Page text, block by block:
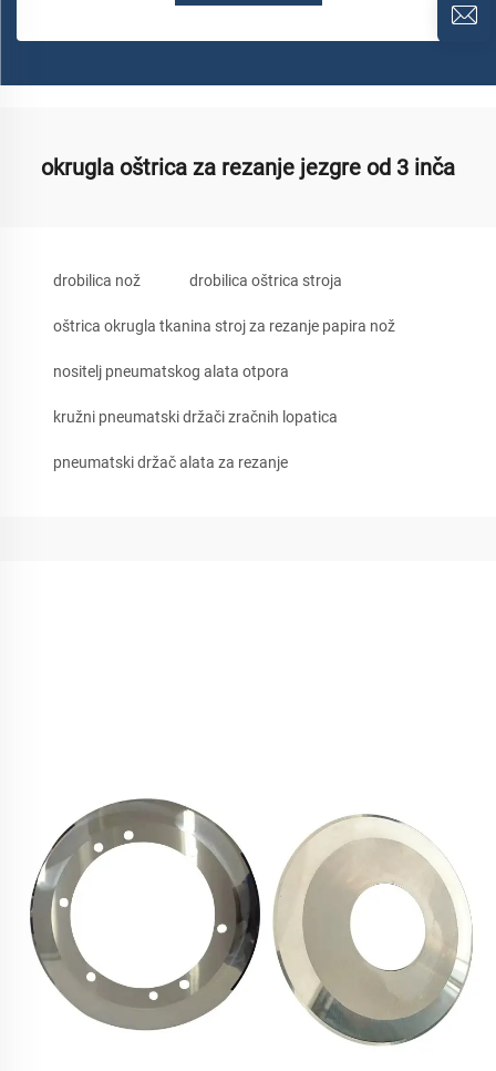
okrugla oštrica za rezanje jezgre od 3 inča
drobilica nož drobilica oštrica stroja
oštrica okrugla tkanina stroj za rezanje papira nož
nositelj pneumatskog alata otpora
kružni pneumatski držači zračnih lopatica
pneumatski držač alata za rezanje